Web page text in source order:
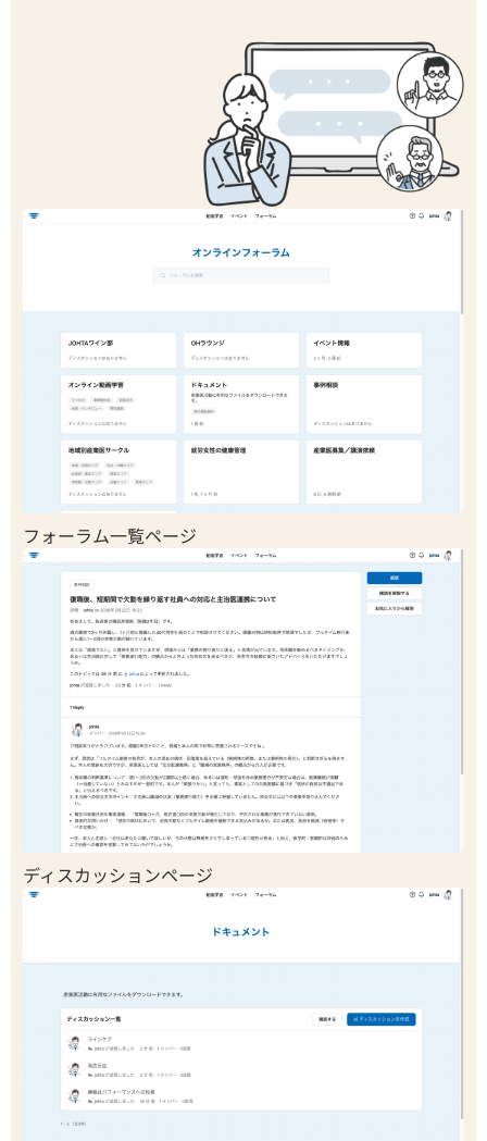
フォーラム一覧ページ
ディスカッションページ